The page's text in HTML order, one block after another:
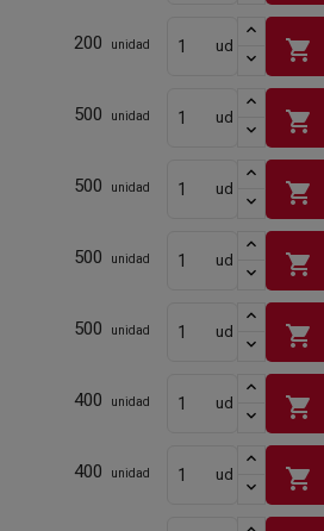
200 unidad ud shopping_cart
500 unidad ud shopping_cart
500 unidad ud shopping_cart
500 unidad ud shopping_cart
500 unidad ud shopping_cart
400 unidad ud shopping_cart
400 unidad ud shopping_cart